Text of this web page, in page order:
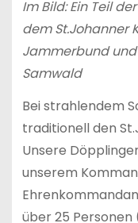
Im Bild: Ein Teil
dem St.Johanner
Jammerbund und
Samwald
Bei strahlendem
traditionell den
Unsere
unserem
über 25 Personen